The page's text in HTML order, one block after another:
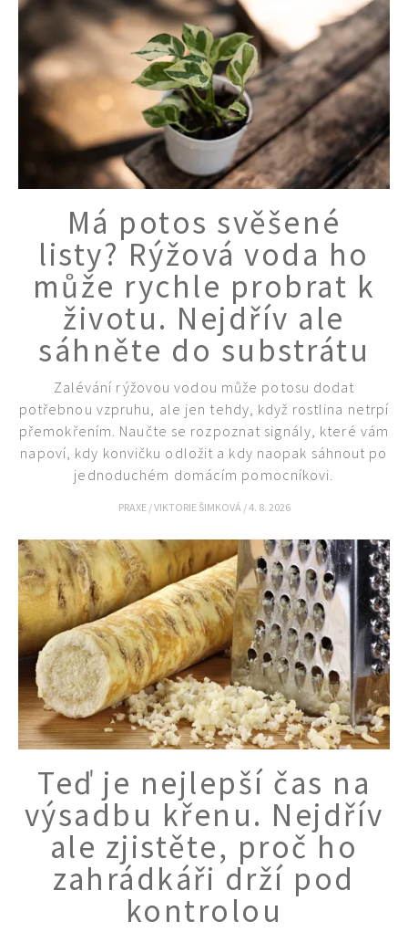
Má potos svěšené
listy? Rýžová voda ho
může rychle probrat k
životu. Nejdřív ale
sáhněte do substrátu
Zalévání rýžovou vodou může potosu dodat
potřebnou vzpruhu, ale jen tehdy, když rostlina netrpí
přemokřením. Naučte se rozpoznat signály, které vám
napoví, kdy konvičku odložit a kdy naopak sáhnout po
jednoduchém domácím pomocníkovi.
PRAXE /VIKTORIE ŠIMKOVÁ /4. 8. 2026
Teď je nejlepší čas na
výsadbu křenu. Nejdřív
ale zjistěte, proč ho
zahrádkáři drží pod
kontrolou